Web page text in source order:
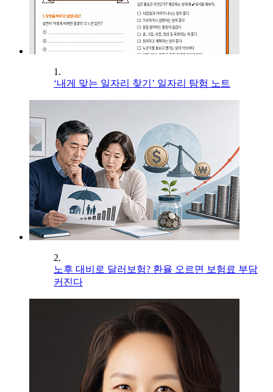
1.
‘내게 맞는 일자리 찾기’ 일자리 탐험 노트
2.
노후 대비로 달러보험? 환율 오르면 보험료 부담
커진다